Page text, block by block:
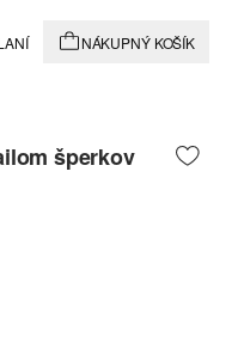
NÁKUPNÝ KOŠÍK
šperkov